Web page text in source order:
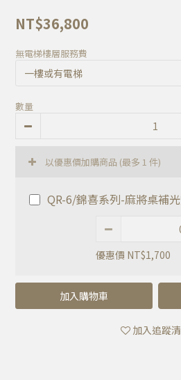
NT$36,800
無電梯樓層服務費
數量
以優惠價加購商品 (最多 1 件)
QR-6/錦喜系列-麻將桌補
優惠價 NT$1,700
加入購物車
加入追蹤